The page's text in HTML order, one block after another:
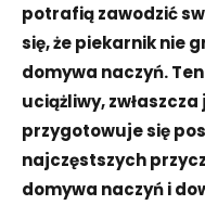
potrafią zawodzić
się, że piekarnik nie
domywa naczyń.
uciążliwy,
przygotowuje się
najczęstszych
domywa naczyń i